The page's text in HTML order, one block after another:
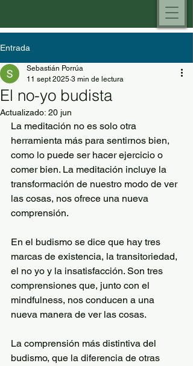
Entrada
El no-yo budista
Sebastián Porrúa
11 sept 2025 3 min de lectura
Actualizado: 20 jun
La meditación no es solo otra
herramienta más para sentirnos bien,
como lo puede ser hacer ejercicio o
comer bien. La meditación incluye la
transformación de nuestro modo de ver
las cosas, nos ofrece una nueva
comprensión.
En el budismo se dice que hay tres
marcas de existencia, la transitoriedad,
el no yo y la insatisfacción. Son tres
comprensiones que, junto con el
mindfulness, nos conducen a una
nueva manera de ver las cosas.
La comprensión más distintiva del
budismo, que la diferencia de otras